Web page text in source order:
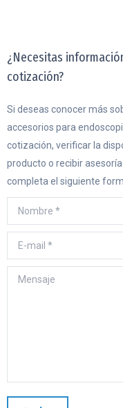
¿Necesitas
cotización?
Si deseas conocer más
accesorios para
cotización, verificar la
producto o recibir
completa el siguiente
Nombre *
E-mail *
Mensaje